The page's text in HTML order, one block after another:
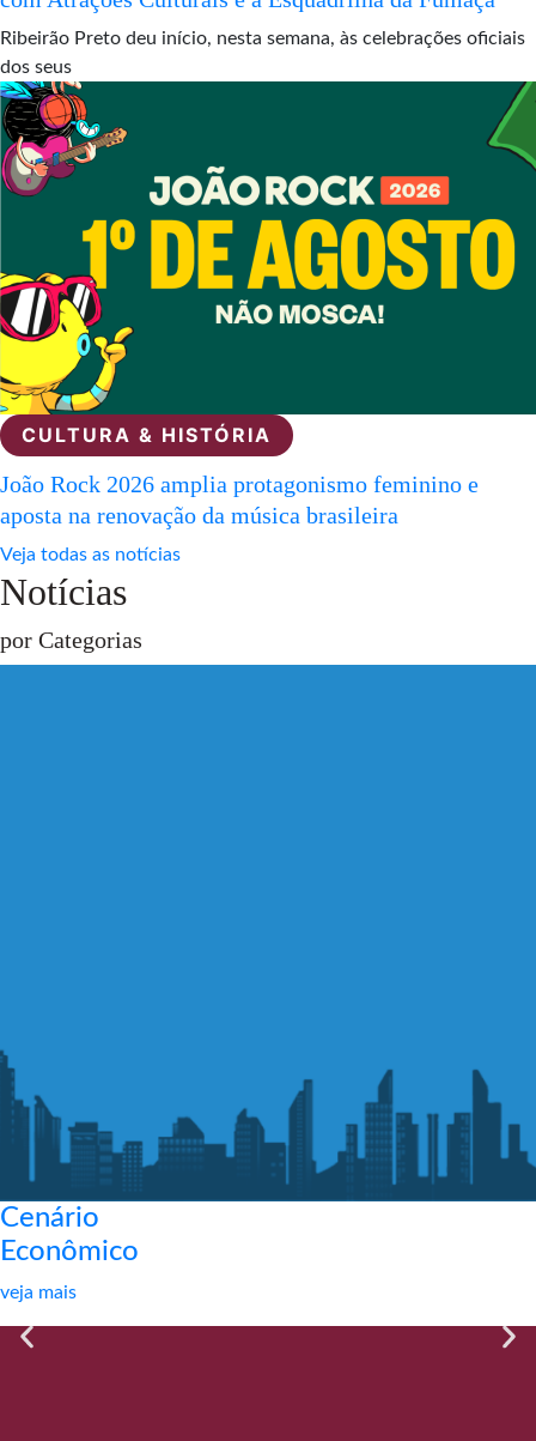
Ribeirão Preto deu início, nesta semana, às celebrações oficiais
dos seus
CULTURA & HISTÓRIA
João Rock 2026 amplia protagonismo feminino e
aposta na renovação da música brasileira
Veja todas as notícias
Notícias
por Categorias
Cenário
Econômico
veja mais